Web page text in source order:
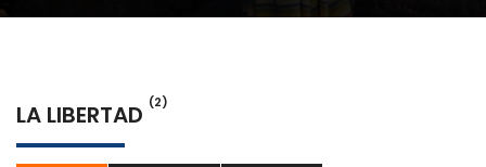
LA LIBERTAD (2)